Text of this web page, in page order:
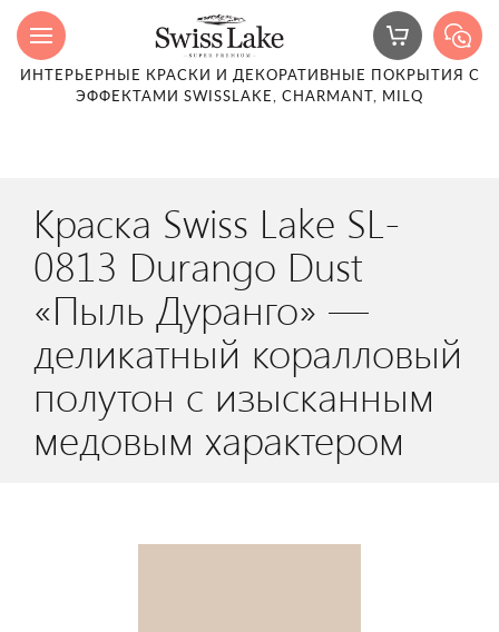
ИНТЕРЬЕРНЫЕ КРАСКИ И ДЕКОРАТИВНЫЕ ПОКРЫТИЯ С
ЭФФЕКТАМИ SWISSLAKE, CHARMANT, MILQ
Краска Swiss Lake SL-
0813 Durango Dust
«Пыль Дуранго» —
деликатный коралловый
полутон с изысканным
медовым характером